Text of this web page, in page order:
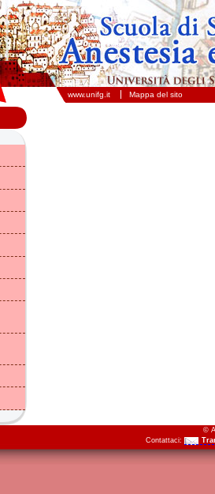
- Università degli studi di Foggia
www.unifg.it Mappa del sito
©
Contattaci: